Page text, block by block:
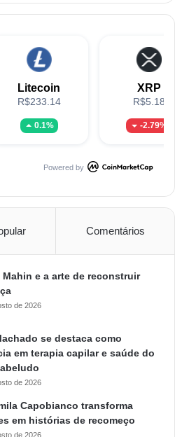
Litecoin
R$233.14
0.1%
XRP
R$5.18
-2.79%
Powered by
Comentários
Mahin e a arte de reconstruir
de 2026
se destaca como
em terapia capilar e saúde do
de 2026
Capobianco transforma
em histórias de recomeço
de 2026